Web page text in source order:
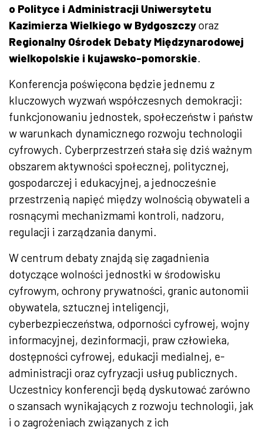
o Polityce i Administracji Uniwersytetu
Kazimierza Wielkiego w Bydgoszczyoraz
Regionalny Ośrodek Debaty Międzynarodowej
wielkopolskie i kujawsko-pomorskie.
Konferencja poświęcona będzie jednemu z
kluczowych wyzwań współczesnych demokracji:
funkcjonowaniu jednostek, społeczeństw i państw
w warunkach dynamicznego rozwoju technologii
cyfrowych. Cyberprzestrzeń stała się dziś ważnym
obszarem aktywności społecznej, politycznej,
gospodarczej i edukacyjnej, a jednocześnie
przestrzenią napięć między wolnością obywateli a
rosnącymi mechanizmami kontroli, nadzoru,
regulacji i zarządzania danymi.
W centrum debaty znajdą się zagadnienia
dotyczące wolności jednostki w środowisku
cyfrowym, ochrony prywatności, granic autonomii
obywatela, sztucznej inteligencji,
cyberbezpieczeństwa, odporności cyfrowej, wojny
informacyjnej, dezinformacji, praw człowieka,
dostępności cyfrowej, edukacji medialnej, e-
administracji oraz cyfryzacji usług publicznych.
Uczestnicy konferencji będą dyskutować zarówno
o szansach wynikających z rozwoju technologii, jak
i o zagrożeniach związanych z ich